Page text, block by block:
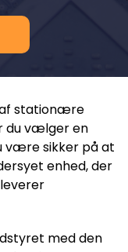
af stationære
du vælger en
være sikker på at
enhed, der
med den